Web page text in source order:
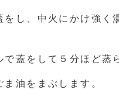
し、中火にかけ強く
蓋をして５分ほど蒸
油をまぶします。